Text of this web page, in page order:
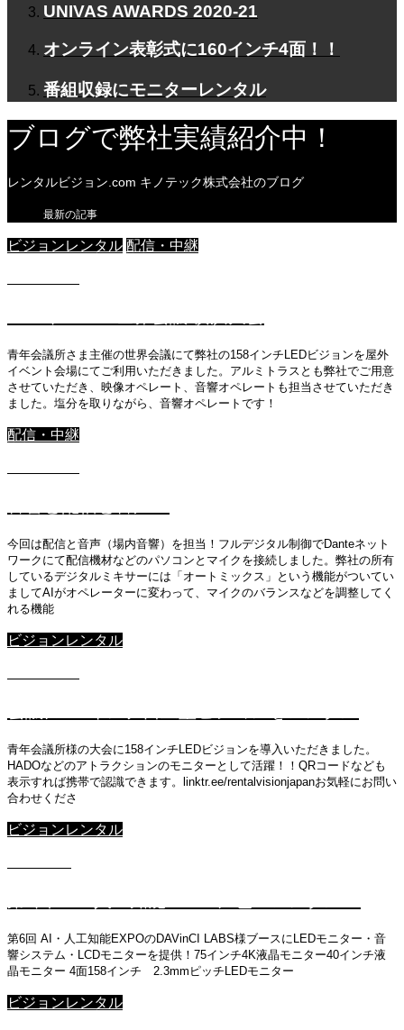
UNIVAS AWARDS 2020-21
オンライン表彰式に160インチ4面！！
番組収録にモニターレンタル
ブログで弊社実績紹介中！
レンタルビジョン.com キノテック株式会社のブログ
最新の記事
ビジョンレンタル 配信・中継
青年会議所さま主催の世界会議にて弊社の158インチLEDビジョンを屋外
イベント会場にてご利用いただきました。アルミトラスとも弊社でご用意
させていただき、映像オペレート、音響オペレートも担当させていただき
ました。塩分を取りながら、音響オペレートです！
配信・中継
今回は配信と音声（場内音響）を担当！フルデジタル制御でDanteネット
ワークにて配信機材などのパソコンとマイクを接続しました。弊社の所有
しているデジタルミキサーには「オートミックス」という機能がついてい
ましてAIがオペレーターに変わって、マイクのバランスなどを調整してく
れる機能
ビジョンレンタル
青年会議所様の大会に158インチLEDビジョンを導入いただきました。
HADOなどのアトラクションのモニターとして活躍！！QRコードなども
表示すれば携帯で認識できます。linktr.ee/rentalvisionjapanお気軽にお問い
合わせくださ
ビジョンレンタル
第6回 AI・人工知能EXPOのDAVinCI LABS様ブースにLEDモニター・音
響システム・LCDモニターを提供！75インチ4K液晶モニター40インチ液
晶モニター 4面158インチ 2.3mmピッチLEDモニター
ビジョンレンタル